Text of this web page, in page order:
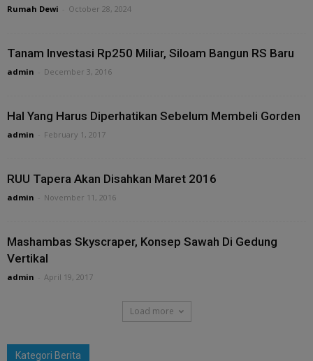
Rumah Dewi October 28, 2024
Tanam Investasi Rp250 Miliar, Siloam Bangun RS Baru
admin December 3, 2016
Hal Yang Harus Diperhatikan Sebelum Membeli Gorden
admin February 1, 2017
RUU Tapera Akan Disahkan Maret 2016
admin November 11, 2016
Mashambas Skyscraper, Konsep Sawah Di Gedung
Vertikal
admin April 19, 2017
Load more
Kategori Berita